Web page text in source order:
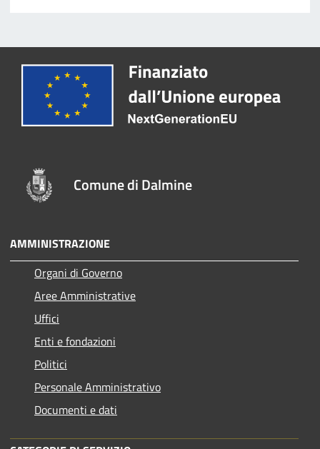
Comune di Dalmine
AMMINISTRAZIONE
Organi di Governo
Aree Amministrative
Uffici
Enti e fondazioni
Politici
Personale Amministrativo
Documenti e dati